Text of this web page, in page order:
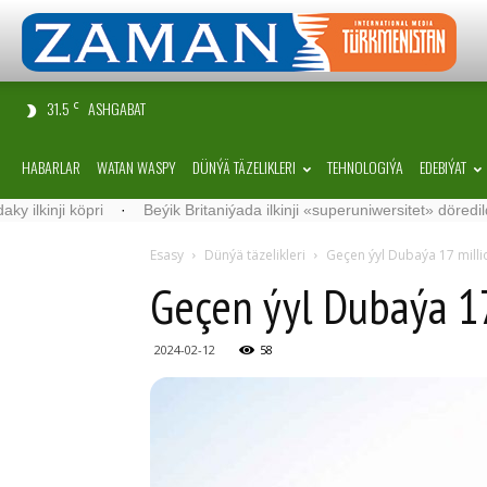
31.5 C ASHGABAT
HABARLAR WATAN WASPY DÜNÝÄ TÄZELIKLERI TEHNOLOGIÝA EDEBIÝAT
köp­ri · Beýik Britaniýada ilkinji «superuniwersitet» döredildi ·
Esasy Dünýä täzelikleri Geçen ýyl Dubaýa 17
Geçen ýyl Dubaýa
2024-02-12 58